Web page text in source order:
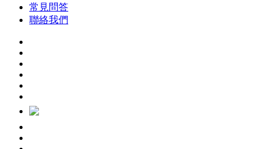
常見問答
聯絡我們